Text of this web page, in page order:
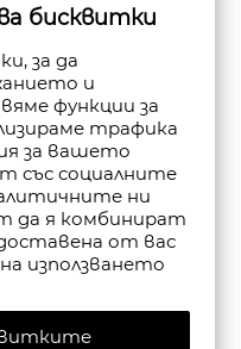
бисквитки
за да
и
функции за
трафика
за вашето
със социалните
ни
да я комбинират
от вас
използването